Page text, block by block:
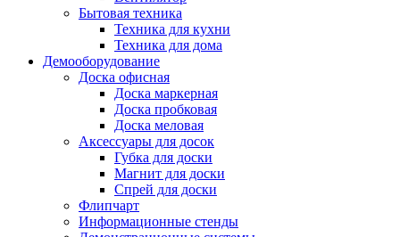
Бытовая техника
Техника для кухни
Техника для дома
Демооборудование
Доска офисная
Доска маркерная
Доска пробковая
Доска меловая
Аксессуары для досок
Губка для доски
Магнит для доски
Спрей для доски
Флипчарт
Информационные стенды